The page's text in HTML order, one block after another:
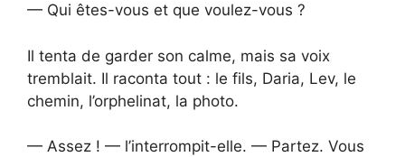
— Qui êtes-vous et que voulez-vous ?
Il tenta de garder son calme, mais sa voix
tremblait. Il raconta tout : le fils, Daria, Lev, le
chemin, l’orphelinat, la photo.
— Assez ! — l’interrompit-elle. — Partez. Vous